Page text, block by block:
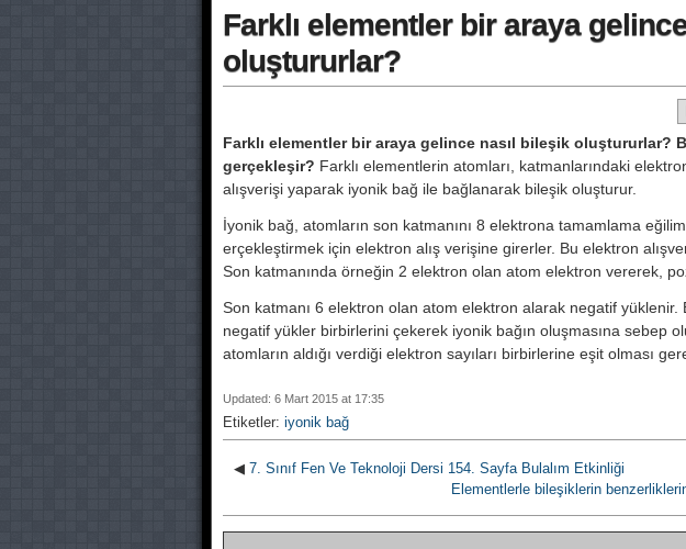
Farklı elementler bir araya
oluştururlar?
Farklı elementler bir araya gelince nasıl bileşik oluştururlar?
gerçekleşir? Farklı elementlerin atomları, katmanlarındaki
alışverişi yaparak iyonik bağ ile bağlanarak bileşik oluşturur.
İyonik bağ, atomların son katmanını 8 elektrona tamamlama
erçekleştirmek için elektron alış verişine girerler. Bu elektron
Son katmanında örneğin 2 elektron olan atom elektron vererek,
Son katmanı 6 elektron olan atom elektron alarak negatif yüklenir.
negatif yükler birbirlerini çekerek iyonik bağın oluşmasına sebep
atomların aldığı verdiği elektron sayıları birbirlerine eşit olması
Updated: 6 Mart 2015 at 17:35
Etiketler: iyonik bağ
◀ 7. Sınıf Fen Ve Teknoloji Dersi 154. Sayfa Bulalım Etkinliği
Elementlerle bileşiklerin